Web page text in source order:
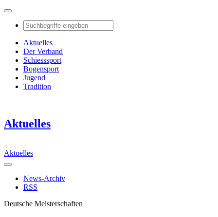
Aktuelles
Der Verband
Schiesssport
Bogensport
Jugend
Tradition
Aktuelles
Aktuelles
News-Archiv
RSS
Deutsche Meisterschaften